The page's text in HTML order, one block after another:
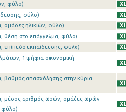
φύλο)
φύλο)
ομάδες ηλικιών, φύλο)
θέση στο επάγγελμα, φύλο)
επίπεδο εκπαίδευσης, φύλο)
1-ψήφια οικονομική
βαθμός απασχόλησης στην κύρια
μέσος αριθμός ωρών, ομάδες ωρών
φύλο)